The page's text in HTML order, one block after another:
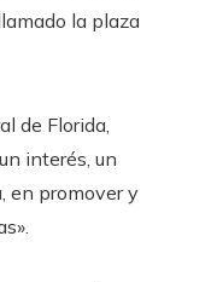
la plaza
de Florida,
interés, un
en promover y